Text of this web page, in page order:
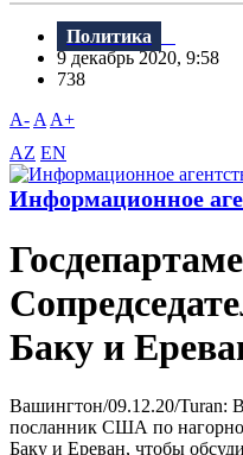
Политика
9 декабрь 2020, 9:58
738
A- A A+
AZ EN
Информационное
Баку и
Вашингтон/09.12.20/Turan:
посланник США по
Баку и Ереван, чтобы